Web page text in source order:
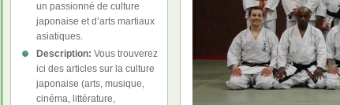
un passionné de culture
japonaise et d’arts martiaux
asiatiques.
Description: Vous trouverez
ici des articles sur la culture
japonaise (arts, musique,
cinéma, littérature,